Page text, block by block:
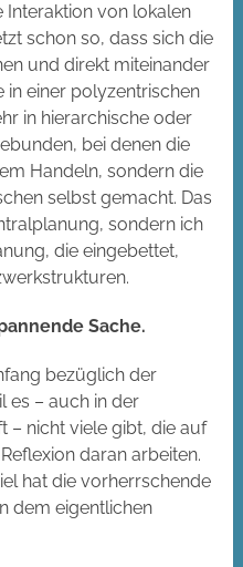
Interaktion von lokalen
schon so, dass sich die
und direkt miteinander
in einer polyzentrischen
in hierarchische oder
bei denen die
Handeln, sondern die
selbst gemacht. Das
sondern ich
die eingebettet,
Sache.
bezüglich der
es – auch in der
– nicht viele gibt, die auf
daran arbeiten.
hat die vorherrschende
dem eigentlichen